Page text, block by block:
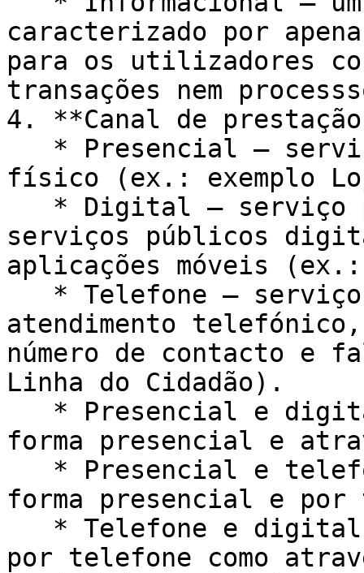
caracterizado por
para os utilizadores
transações nem
4. **Canal de
físico (ex.: exemplo
serviços públicos
aplicações móveis
atendimento
número de contacto e
Linha do Cidadão).
forma presencial e
forma presencial e
por telefone como